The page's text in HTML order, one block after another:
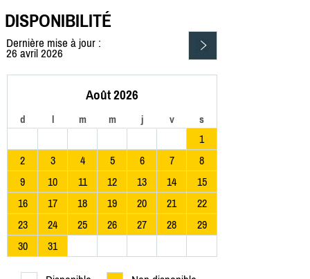
DISPONIBILITÉ
Dernière mise à jour :
26 avril 2026
Août 2026
d l m m j v s
1
2
3 4 5 6 7
8
9
10 11 12 13 14
15
16
17 18 19 20 21
22
23
24 25 26 27 28
29
30
31